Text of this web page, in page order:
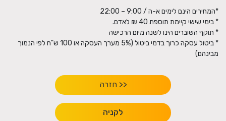
* ביטול עסקה כרוך בדמי ביטול (5% מערך העסקה או 100 ש"ח לפי הנמוך
מבינהם)
<< חזרה
לקניה